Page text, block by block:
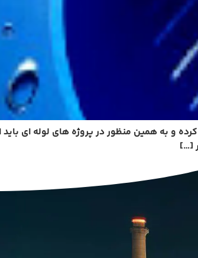
و به همین منظور در پروژه های لوله ای
[…]